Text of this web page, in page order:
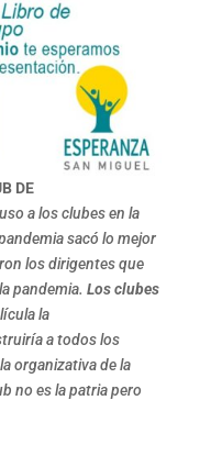
DE
a los clubes en la
sacó lo mejor
los dirigentes que
pandemia. Los clubes
la
a todos los
organizativa de la
no es la patria pero